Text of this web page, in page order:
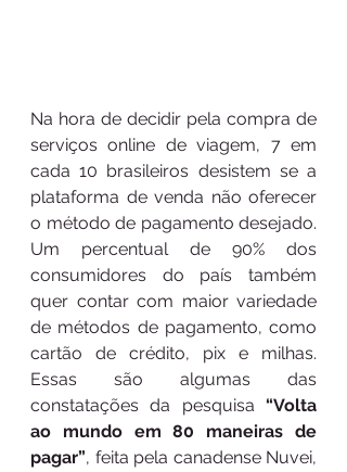
Na hora de decidir pela compra de
serviços online de viagem, 7 em
cada 10 brasileiros desistem se a
plataforma de venda não oferecer
o método de pagamento desejado.
Um percentual de 90% dos
consumidores do país também
quer contar com maior variedade
de métodos de pagamento, como
cartão de crédito, pix e milhas.
Essas são algumas das
constatações da pesquisa “Volta
ao mundo em 80 maneiras de
pagar”, feita pela canadense Nuvei,